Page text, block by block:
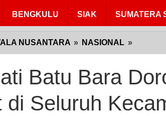
BENGKULU SIAK SUMATERA
NUSANTARA » NASIONAL »
Batu
Dorong
IVA
Batu Bara
di Seluruh